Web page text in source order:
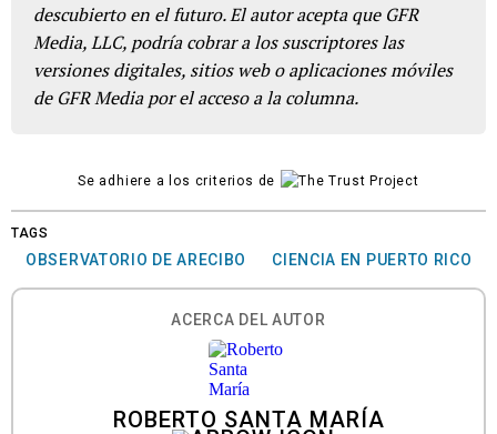
descubierto en el futuro. El autor acepta que GFR
Media, LLC, podría cobrar a los suscriptores las
versiones digitales, sitios web o aplicaciones móviles
de GFR Media por el acceso a la columna.
Se adhiere a los criterios de
TAGS
OBSERVATORIO DE ARECIBO CIENCIA EN PUERTO RICO
ACERCA DEL AUTOR
ROBERTO SANTA MARÍA